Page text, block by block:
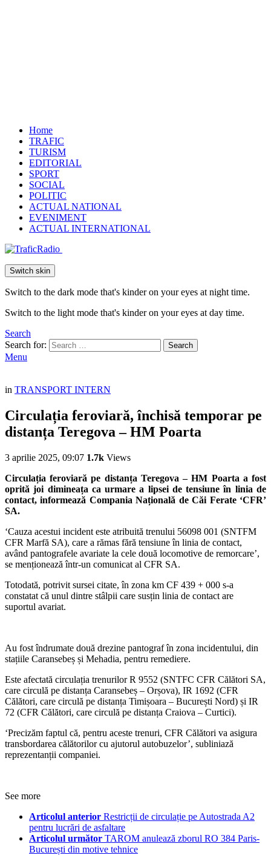
Home
TRAFIC
TURISM
EDITORIAL
SPORT
SOCIAL
POLITIC
ACTUAL NATIONAL
EVENIMENT
ACTUAL INTERNATIONAL
Switch skin
Switch to the dark mode that's kinder on your eyes at night time.
Switch to the light mode that's kinder on your eyes at day time.
Search
Search for:
Search
Menu
in TRANSPORT INTERN
Circulația feroviară, închisă temporar pe
distanța Teregova – HM Poarta
3 aprilie 2025, 09:07 1.7k Views
Circulația feroviară pe distanța Teregova – HM Poarta a fost
oprită joi dimineața ca urmare a lipsei de tensiune în linia de
contact, informează Compania Națională de Căi Ferate ‘CFR’
SA.
‘Cauza acestui incident este atribuită trenului 56098 001 (SNTFM
CFR Marfă SA), care a rămas fără tensiune în linia de contact,
având pantografele avariate la cele două locomotive de remorcare’,
se menționează într-un comunicat al CFR SA.
Totodată, potrivit sursei citate, în zona km CF 439 + 000 s-a
constatat că unul dintre stâlpii care susțin linia de contact are
suportul avariat.
Au fost îndrumate două drezine pantograf în zona incidentului, din
stațiile Caransebeș și Mehadia, pentru remediere.
Este afectată circulația trenurilor R 9552 (SNTFC CFR Călători SA,
care circulă pe distanța Caransebeș – Orșova), IR 1692 (CFR
Călători, care circulă pe distanța Timișoara – București Nord) și IR
72 (CFR Călători, care circulă pe distanța Craiova – Curtici).
‘Precizăm faptul că, pentru aceste trenuri, CFR Călători va asigura
transbordarea călătorilor cu ajutorul autobuzelor’, subliniază
reprezentanții companiei.
See more
Articolul anterior Restricții de circulație pe Autostrada A2
pentru lucrări de asfaltare
Articolul următor TAROM anulează zborul RO 384 Paris-
București din motive tehnice